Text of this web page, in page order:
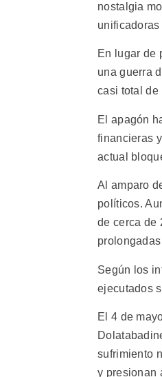
nostalgia
En lugar de
una guerra
casi total de
El apagón
financieras
actual
Al amparo
políticos.
de cerca de
Según los
ejecutados
El 4 de
sufrimiento
y presionan